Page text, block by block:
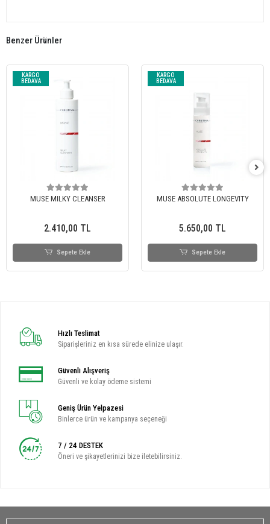
Benzer Ürünler
KARGO
BEDAVA
MUSE MILKY CLEANSER
2.410,00 TL
Sepete Ekle
KARGO
BEDAVA
MUSE ABSOLUTE LONGEVITY
5.650,00 TL
Sepete Ekle
Hızlı Teslimat
Siparişleriniz en kısa sürede elinize ulaşır.
Güvenli Alışveriş
Güvenli ve kolay ödeme sistemi
Geniş Ürün Yelpazesi
Binlerce ürün ve kampanya seçeneği
7 / 24 DESTEK
Öneri ve şikayetlerinizi bize iletebilirsiniz.